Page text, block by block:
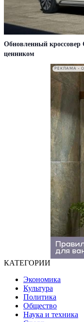
Обновленный кроссовер
ценником
КАТЕГОРИИ
Экономика
Культура
Политика
Общество
Наука и техника